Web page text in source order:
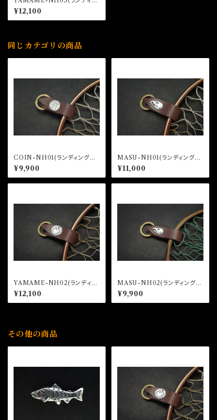
グネットホルダー)
¥12,100
同じカテゴリの商品
COIN-NH01(ランディングネ
ットホルダー)
¥9,900
MASU-NH01(ランディングネ
ットホルダー)
¥11,000
YAMAME-NH02(ランディン
グネットホルダー)
¥12,100
MASU-NH02(ランディングネ
ットホルダー)
¥9,900
その他の商品